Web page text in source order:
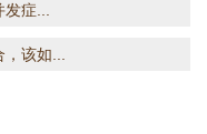
发症...
，该如...